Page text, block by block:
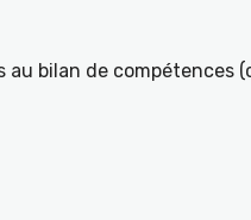
bilan de compétences